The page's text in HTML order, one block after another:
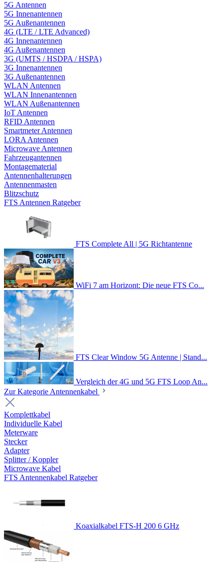
5G Antennen
5G Innenantennen
5G Außenantennen
4G (LTE / LTE Advanced)
4G Innenantennen
4G Außenantennen
3G (UMTS / HSDPA / HSPA)
3G Innenantennen
3G Außenantennen
WLAN Antennen
WLAN Innenantennen
WLAN Außenantennen
IoT Antennen
RFID Antennen
Smartmeter Antennen
LORA Antennen
Microwave Antennen
Fahrzeugantennen
Montagematerial
Antennenhalterungen
Antennenmasten
Blitzschutz
FTS Antennen Ratgeber
FTS Complete All | 5G Richtantenne
WiFi 7 am Horizont: Die neue FTS Co...
FTS Clear Window 5G Antenne | Stand...
Vergleich der 4G und 5G FTS Loop An...
Zur Kategorie Antennenkabel
Komplettkabel
Individuelle Kabel
Meterware
Stecker
Adapter
Splitter / Koppler
Microwave Kabel
FTS Antennenkabel Ratgeber
Koaxialkabel FTS-H 200 6 GHz